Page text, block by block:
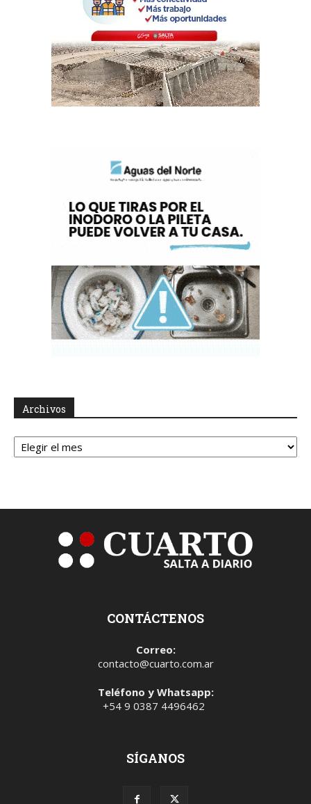
Archivos
Archivos
CONTÁCTENOS
Correo:
contacto@cuarto.com.ar
Teléfono y Whatsapp:
+54 9 0387 4496462
SÍGANOS